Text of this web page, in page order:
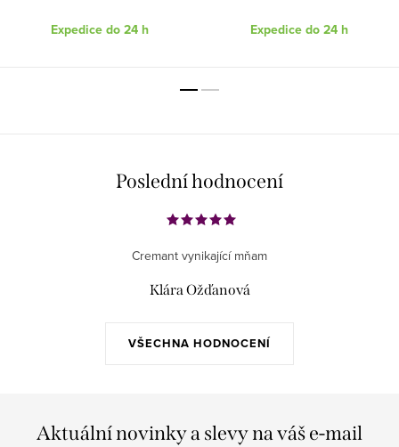
Expedice do 24 h Expedice do 24 h
Poslední hodnocení
VŠECHNA HODNOCENÍ
Cremant vynikající mňam
Klára Ožďanová
Aktuální novinky a slevy na váš e-mail